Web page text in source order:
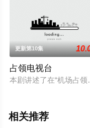
更新第10集
占领电视台
本剧讲述了在“机场占
相关推荐